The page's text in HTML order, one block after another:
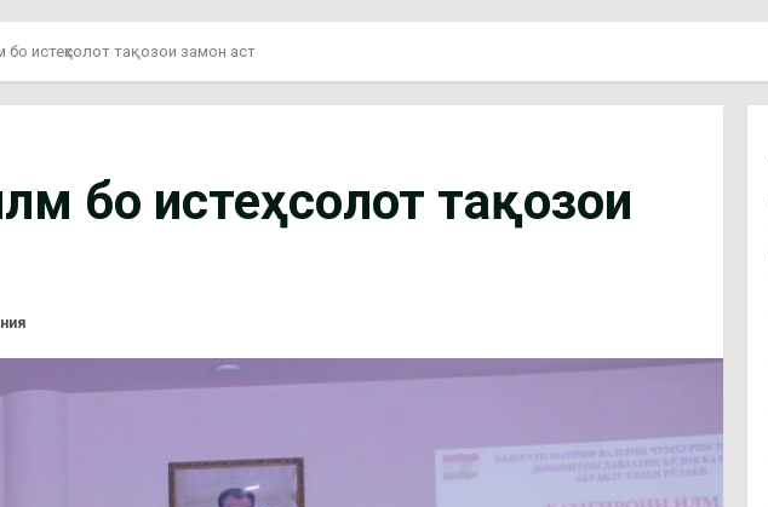
бо истеҳсолот тақозои замон аст
бо истеҳсолот тақозои